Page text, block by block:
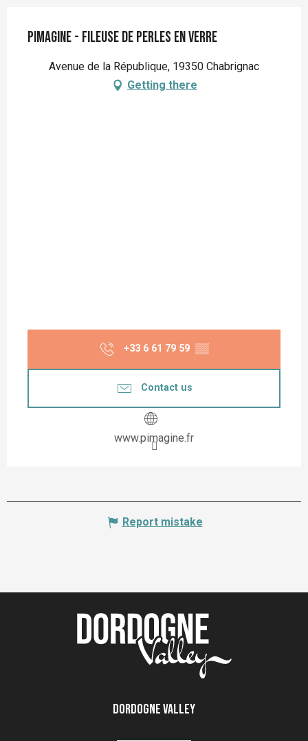
Pimagine - Fileuse de perles en verre
Avenue de la République, 19350 Chabrignac
Getting there
+33 6 61 79 59 ▒▒
Contact us
www.pimagine.fr
Report mistake
Dordogne Valley